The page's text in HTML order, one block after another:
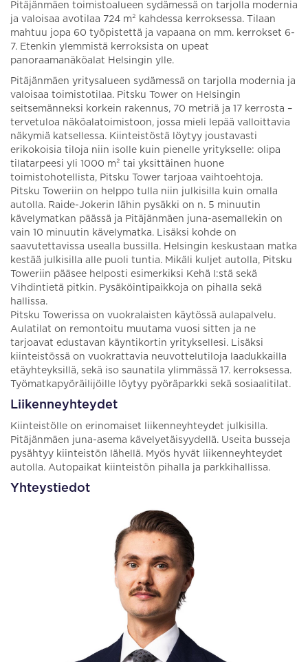
Pitäjänmäen toimistoalueen sydämessä on tarjolla modernia
ja valoisaa avotilaa 724 m² kahdessa kerroksessa. Tilaan
mahtuu jopa 60 työpistettä ja vapaana on mm. kerrokset 6-
7. Etenkin ylemmistä kerroksista on upeat
panoraamanäköalat Helsingin ylle.
Pitäjänmäen yritysalueen sydämessä on tarjolla modernia ja
valoisaa toimistotilaa. Pitsku Tower on Helsingin
seitsemänneksi korkein rakennus, 70 metriä ja 17 kerrosta –
tervetuloa näköalatoimistoon, jossa mieli lepää valloittavia
näkymiä katsellessa. Kiinteistöstä löytyy joustavasti
erikokoisia tiloja niin isolle kuin pienelle yritykselle: olipa
tilatarpeesi yli 1000 m² tai yksittäinen huone
toimistohotellista, Pitsku Tower tarjoaa vaihtoehtoja.
Pitsku Toweriin on helppo tulla niin julkisilla kuin omalla
autolla. Raide-Jokerin lähin pysäkki on n. 5 minuutin
kävelymatkan päässä ja Pitäjänmäen juna-asemallekin on
vain 10 minuutin kävelymatka. Lisäksi kohde on
saavutettavissa usealla bussilla. Helsingin keskustaan matka
kestää julkisilla alle puoli tuntia. Mikäli kuljet autolla, Pitsku
Toweriin pääsee helposti esimerkiksi Kehä I:stä sekä
Vihdintietä pitkin. Pysäköintipaikkoja on pihalla sekä
hallissa.
Pitsku Towerissa on vuokralaisten käytössä aulapalvelu.
Aulatilat on remontoitu muutama vuosi sitten ja ne
tarjoavat edustavan käyntikortin yrityksellesi. Lisäksi
kiinteistössä on vuokrattavia neuvottelutiloja laadukkailla
etäyhteyksillä, sekä iso saunatila ylimmässä 17. kerroksessa.
Työmatkapyöräilijöille löytyy pyöräparkki sekä sosiaalitilat.
Liikenneyhteydet
Kiinteistölle on erinomaiset liikenneyhteydet julkisilla.
Pitäjänmäen juna-asema kävelyetäisyydellä. Useita busseja
pysähtyy kiinteistön lähellä. Myös hyvät liikenneyhteydet
autolla. Autopaikat kiinteistön pihalla ja parkkihallissa.
Yhteystiedot